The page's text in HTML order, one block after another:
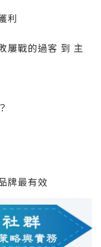
利
屢戰的過客 到 主
牌最有效